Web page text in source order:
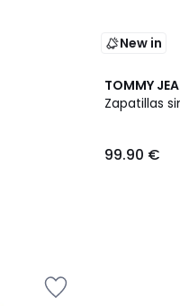
New in
TOMMY
Zapatillas
99.90 €